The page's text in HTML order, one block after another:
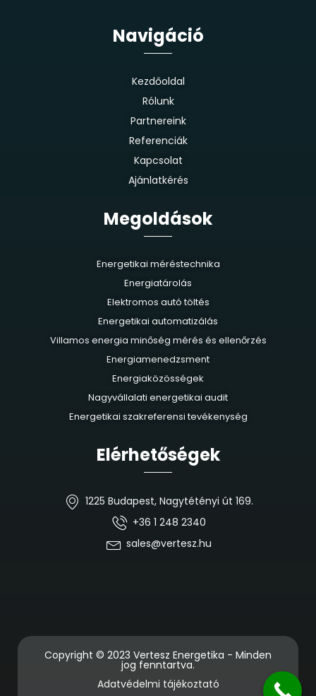
Navigáció
Kezdőoldal
Rólunk
Partnereink
Referenciák
Kapcsolat
Ajánlatkérés
Megoldások
Energetikai méréstechnika
Energiatárolás
Elektromos autó töltés
Energetikai automatizálás
Villamos energia minőség mérés és ellenőrzés
Energiamenedzsment
Energiaközösségek
Nagyvállalati energetikai audit
Energetikai szakreferensi tevékenység
Elérhetőségek
1225 Budapest, Nagytétényi út 169.
+36 1 248 2340
sales@vertesz.hu
Copyright © 2023 Vertesz Energetika - Minden
jog fenntartva.
Adatvédelmi tájékoztató